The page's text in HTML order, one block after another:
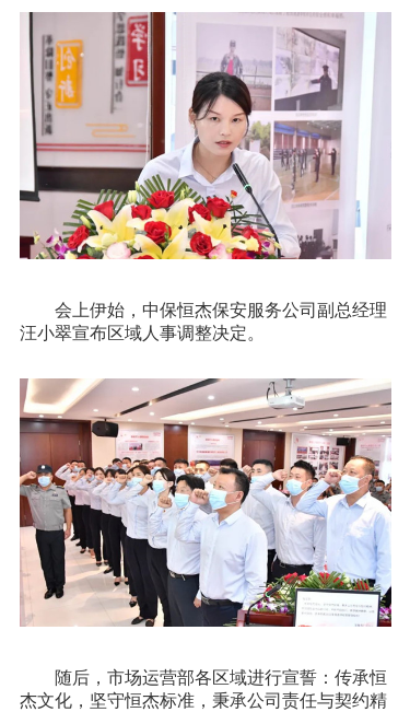
会上伊始，中保恒杰保安服务公司副总经理
汪小翠宣布区域人事调整决定。
随后，市场运营部各区域进行宣誓：传承恒
杰文化，坚守恒杰标准，秉承公司责任与契约精